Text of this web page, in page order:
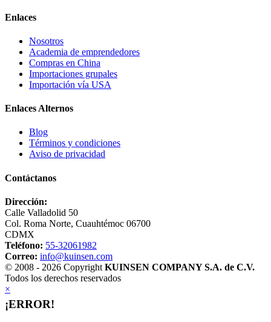
Enlaces
Nosotros
Academia de emprendedores
Compras en China
Importaciones grupales
Importación vía USA
Enlaces Alternos
Blog
Términos y condiciones
Aviso de privacidad
Contáctanos
Dirección:
Calle Valladolid 50
Col. Roma Norte, Cuauhtémoc 06700
CDMX
Teléfono: 55-32061982
Correo: info@kuinsen.com
© 2008 - 2026 Copyright KUINSEN COMPANY S.A. de C.V.
Todos los derechos reservados
×
¡ERROR!